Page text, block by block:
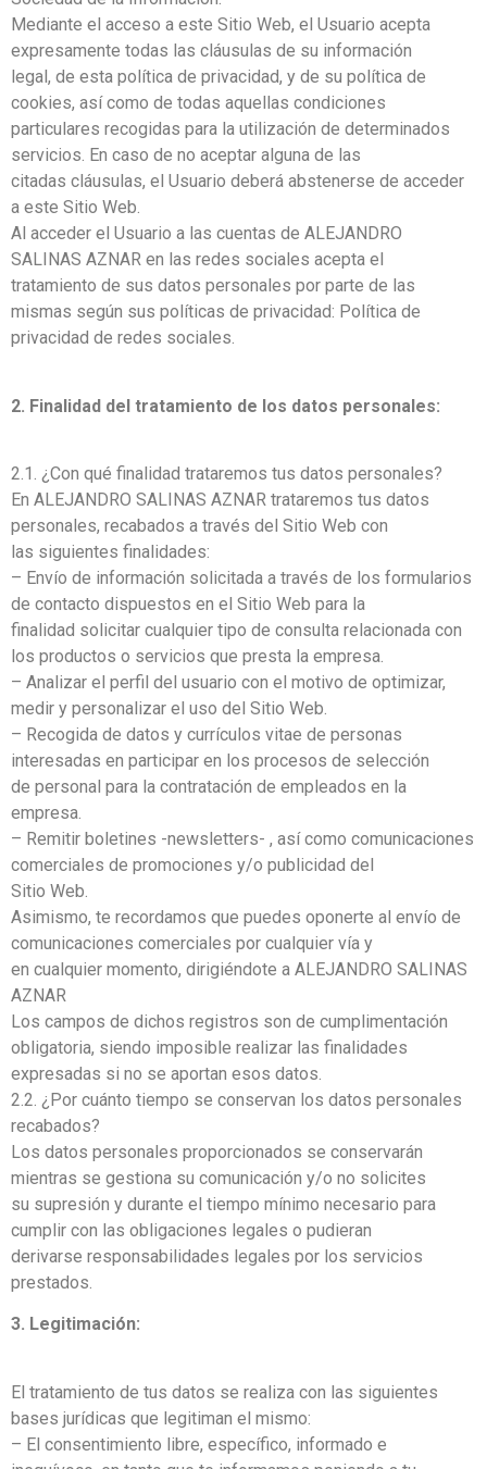
Mediante el acceso a este Sitio Web, el Usuario acepta
expresamente todas las cláusulas de su información
legal, de esta política de privacidad, y de su política de
cookies, así como de todas aquellas condiciones
particulares recogidas para la utilización de determinados
servicios. En caso de no aceptar alguna de las
citadas cláusulas, el Usuario deberá abstenerse de acceder
a este Sitio Web.
Al acceder el Usuario a las cuentas de ALEJANDRO
SALINAS AZNAR en las redes sociales acepta el
tratamiento de sus datos personales por parte de las
mismas según sus políticas de privacidad: Política de
privacidad de redes sociales.
2. Finalidad del tratamiento de los datos personales:
2.1. ¿Con qué finalidad trataremos tus datos personales?
En ALEJANDRO SALINAS AZNAR trataremos tus datos
personales, recabados a través del Sitio Web con
las siguientes finalidades:
– Envío de información solicitada a través de los formularios
de contacto dispuestos en el Sitio Web para la
finalidad solicitar cualquier tipo de consulta relacionada con
los productos o servicios que presta la empresa.
– Analizar el perfil del usuario con el motivo de optimizar,
medir y personalizar el uso del Sitio Web.
– Recogida de datos y currículos vitae de personas
interesadas en participar en los procesos de selección
de personal para la contratación de empleados en la
empresa.
– Remitir boletines -newsletters- , así como comunicaciones
comerciales de promociones y/o publicidad del
Sitio Web.
Asimismo, te recordamos que puedes oponerte al envío de
comunicaciones comerciales por cualquier vía y
en cualquier momento, dirigiéndote a ALEJANDRO SALINAS
AZNAR
Los campos de dichos registros son de cumplimentación
obligatoria, siendo imposible realizar las finalidades
expresadas si no se aportan esos datos.
2.2. ¿Por cuánto tiempo se conservan los datos personales
recabados?
Los datos personales proporcionados se conservarán
mientras se gestiona su comunicación y/o no solicites
su supresión y durante el tiempo mínimo necesario para
cumplir con las obligaciones legales o pudieran
derivarse responsabilidades legales por los servicios
prestados.
3. Legitimación:
El tratamiento de tus datos se realiza con las siguientes
bases jurídicas que legitiman el mismo:
– El consentimiento libre, específico, informado e